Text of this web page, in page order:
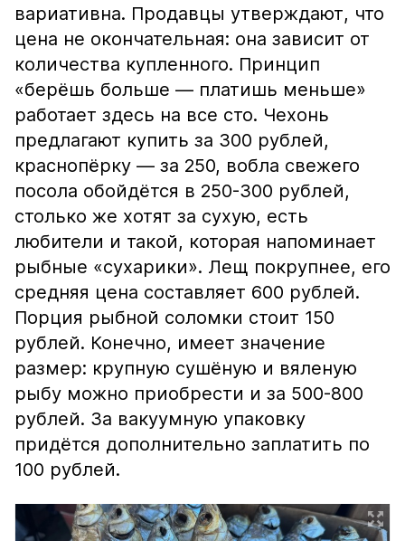
вариативна. Продавцы утверждают, что
цена не окончательная: она зависит от
количества купленного. Принцип
«берёшь больше — платишь меньше»
работает здесь на все сто. Чехонь
предлагают купить за 300 рублей,
краснопёрку — за 250, вобла свежего
посола обойдётся в 250-300 рублей,
столько же хотят за сухую, есть
любители и такой, которая напоминает
рыбные «сухарики». Лещ покрупнее, его
средняя цена составляет 600 рублей.
Порция рыбной соломки стоит 150
рублей. Конечно, имеет значение
размер: крупную сушёную и вяленую
рыбу можно приобрести и за 500-800
рублей. За вакуумную упаковку
придётся дополнительно заплатить по
100 рублей.